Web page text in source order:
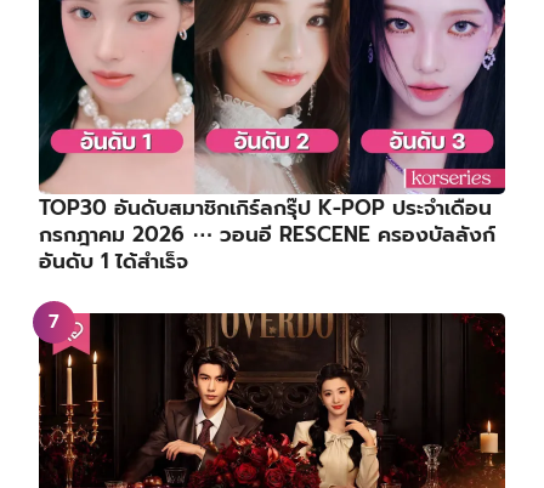
TOP30 อันดับสมาชิกเกิร์ลกรุ๊ป K-POP ประจำเดือน
กรกฎาคม 2026 ⋯ วอนอี RESCENE ครองบัลลังก์
อันดับ 1 ได้สำเร็จ